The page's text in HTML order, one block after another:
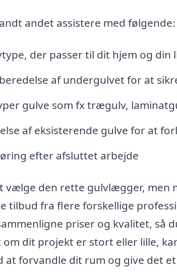
andet assistere med følgende:
der passer til dit hjem og din
af undergulvet for at
gulve som fx trægulv,
af eksisterende gulve for at
efter afsluttet arbejde
vælge den rette gulvlægger, men
tilbud fra flere forskellige
priser og kvalitet, så
dit projekt er stort eller lille,
forvandle dit rum og give det